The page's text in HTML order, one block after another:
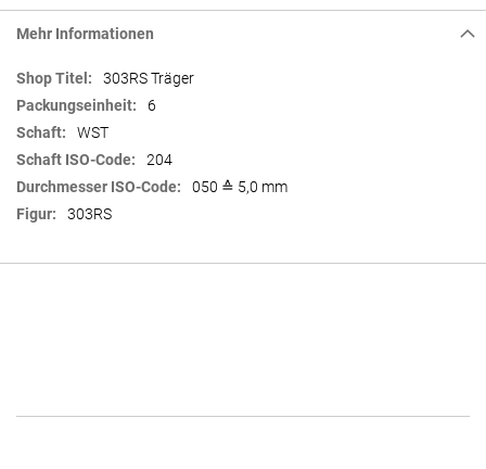
Mehr Informationen
Mehr
Informationen
303RS Träger
6
WST
204
050 ≙ 5,0 mm
303RS